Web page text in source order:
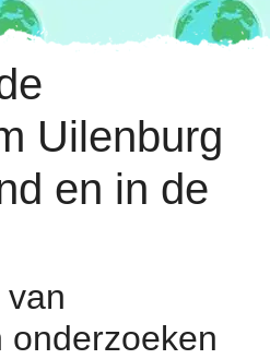
Uilenburg
en in de
onderzoeken